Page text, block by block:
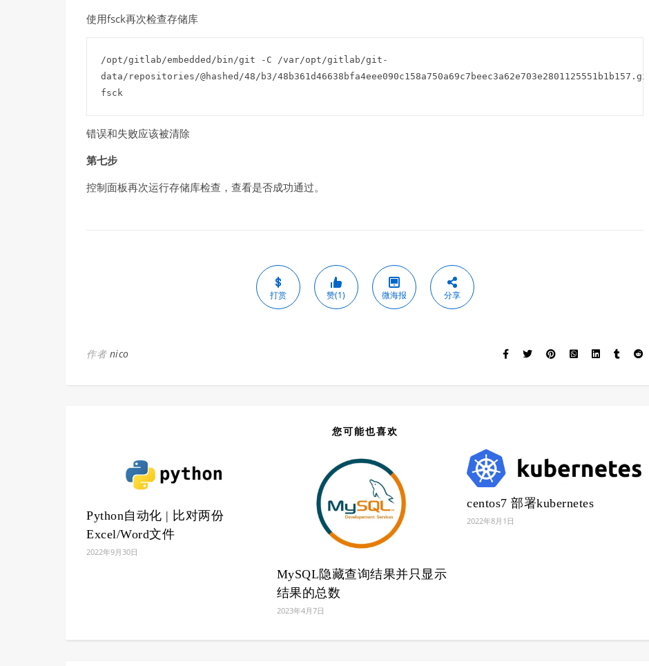
使用fsck再次检查存储库
/opt/gitlab/embedded/bin/git -C /var/opt/gitlab/git-
data/repositories/@hashed/48/b3/48b361d46638bfa4eee090c158a750a69c7beec3a62e703e2801125551b1b157.git
fsck
错误和失败应该被清除
第七步
控制面板再次运行存储库检查，查看是否成功通过。
打赏 赞(1) 微海报 分享
作者 nico
您可能也喜欢
Python自动化 | 比对两份
Excel/Word文件
2022年9月30日
MySQL隐藏查询结果并只显示
结果的总数
2023年4月7日
centos7 部署kubernetes
2022年8月1日